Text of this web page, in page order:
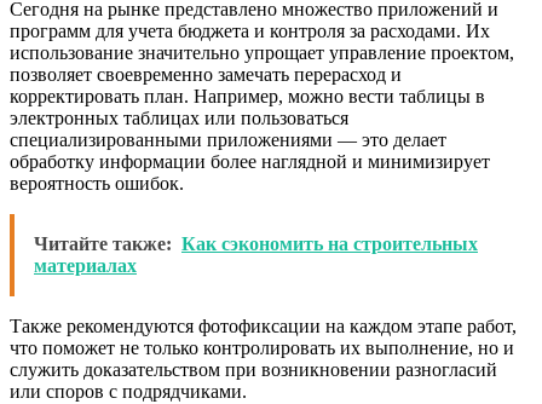
Сегодня на рынке представлено множество приложений и
программ для учета бюджета и контроля за расходами. Их
использование значительно упрощает управление проектом,
позволяет своевременно замечать перерасход и
корректировать план. Например, можно вести таблицы в
электронных таблицах или пользоваться
специализированными приложениями — это делает
обработку информации более наглядной и минимизирует
вероятность ошибок.
Читайте также: Как сэкономить на строительных
материалах
Также рекомендуются фотофиксации на каждом этапе работ,
что поможет не только контролировать их выполнение, но и
служить доказательством при возникновении разногласий
или споров с подрядчиками.